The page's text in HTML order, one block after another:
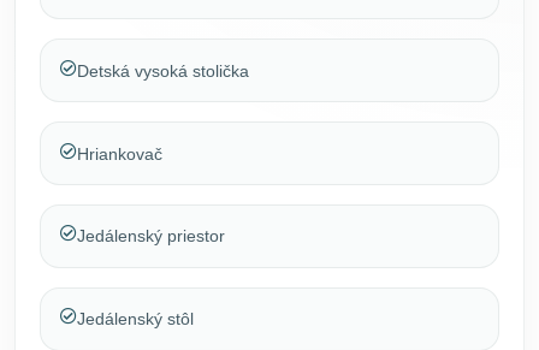
Detská vysoká stolička
Hriankovač
Jedálenský priestor
Jedálenský stôl